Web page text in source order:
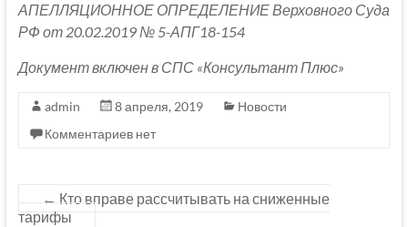
АПЕЛЛЯЦИОННОЕ ОПРЕДЕЛЕНИЕ Верховного Суда
РФ от 20.02.2019 № 5-АПГ18-154
Документ включен в СПС «Консультант Плюс»
admin 8 апреля, 2019
Новости
Комментариев нет
← Кто вправе рассчитывать на сниженные
тарифы